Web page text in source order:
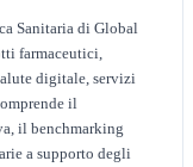
Sanitaria di Global
farmaceutici,
digitale, servizi
il
il benchmarking
a supporto degli